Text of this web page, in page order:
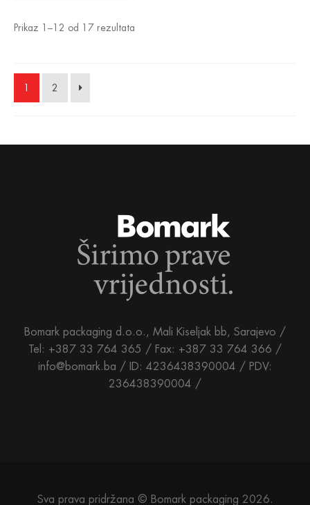
Prikaz 1–12 od 17 rezultata
1 2
Bomark packaging d.o.o., Mali Kiseljak bb, Sarajevo /
Tel: +387 33 764 365 / Fax: +387 33 764 366 /
info@bomark.ba / ID: 4236438390004 / PDV:
236438390004 /
Sva prava pridržana © Bomark packaging 2026.